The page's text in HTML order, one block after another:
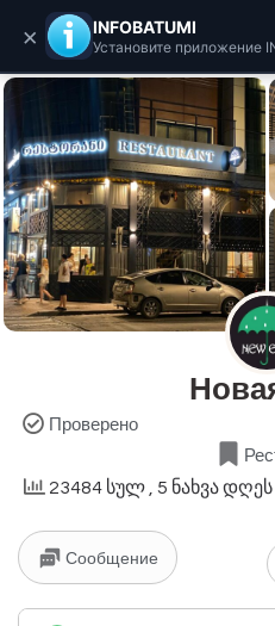
Проверено
23484 სულ , 5 ნახვა დღეს
Сообщение
× INFOBATUMI
Установите приложение